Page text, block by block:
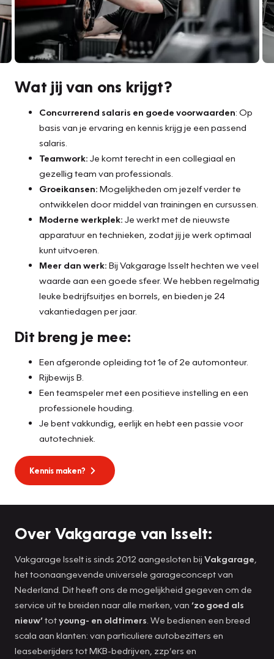
Wat jij van ons krijgt?
Concurrerend salaris en goede voorwaarden: Op
basis van je ervaring en kennis krijg je een passend
salaris.
Teamwork: Je komt terecht in een collegiaal en
gezellig team van professionals.
Groeikansen: Mogelijkheden om jezelf verder te
ontwikkelen door middel van trainingen en cursussen.
Moderne werkplek: Je werkt met de nieuwste
apparatuur en technieken, zodat jij je werk optimaal
kunt uitvoeren.
Meer dan werk: Bij Vakgarage Isselt hechten we veel
waarde aan een goede sfeer. We hebben regelmatig
leuke bedrijfsuitjes en borrels, en bieden je 24
vakantiedagen per jaar.
Dit breng je mee:
Een afgeronde opleiding tot 1e of 2e automonteur.
Rijbewijs B.
Een teamspeler met een positieve instelling en een
professionele houding.
Je bent vakkundig, eerlijk en hebt een passie voor
autotechniek.
Kennis maken?
Over Vakgarage van Isselt:
Vakgarage Isselt is sinds 2012 aangesloten bij Vakgarage
het toonaangevende universele garageconcept van
Nederland. Dit heeft ons de mogelijkheid gegeven om de
service uit te breiden naar alle merken, van ‘zo goed als
nieuw’totyoung- en oldtimers . We bedienen een breed
scala aan klanten: van particuliere autobezitters en
leaseberijders tot MKB-bedrijven, zzp’ers en